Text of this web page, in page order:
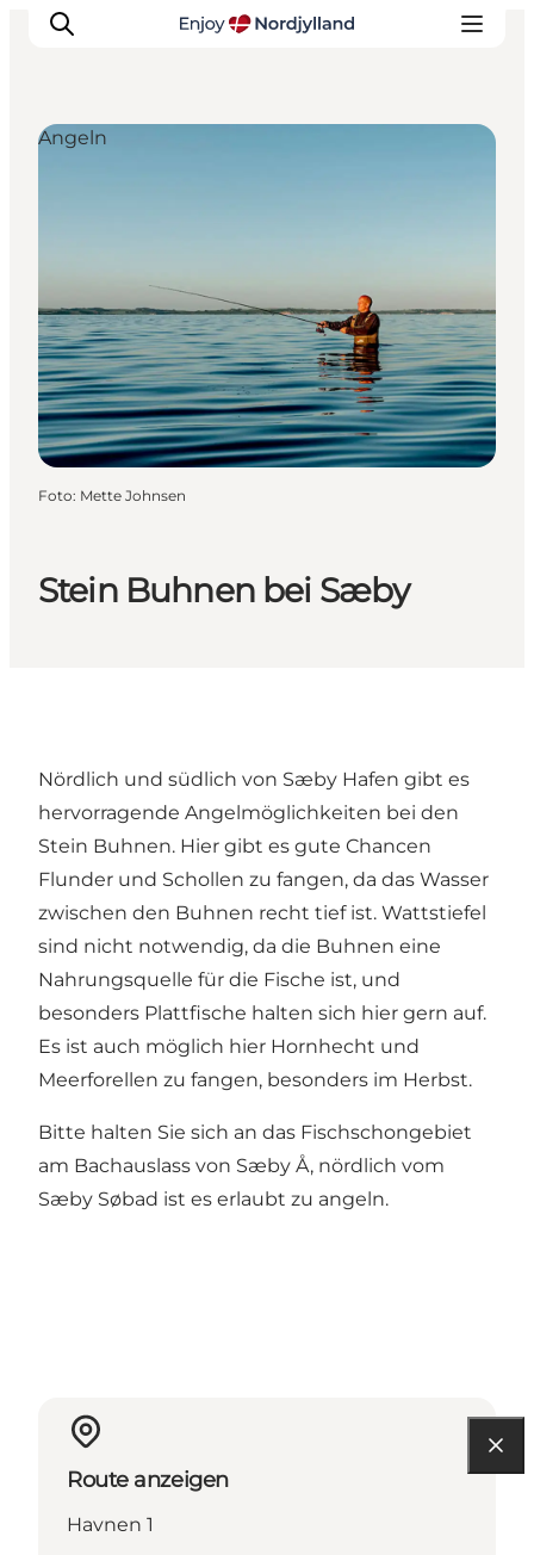
Guides
Veranstaltungen
Für Kinder
Stein Buhnen bei Sæby
Angeln
Foto: Mette Johnsen
Nördlich und südlich von Sæby Hafen gibt es
hervorragende Angelmöglichkeiten bei den
Stein Buhnen. Hier gibt es gute Chancen
Flunder und Schollen zu fangen, da das Wasser
zwischen den Buhnen recht tief ist. Wattstiefel
sind nicht notwendig, da die Buhnen eine
Nahrungsquelle für die Fische ist, und
besonders Plattfische halten sich hier gern auf.
Es ist auch möglich hier Hornhecht und
Meerforellen zu fangen, besonders im Herbst.
Bitte halten Sie sich an das Fischschongebiet
am Bachauslass von Sæby Å, nördlich vom
Sæby Søbad ist es erlaubt zu angeln.
Route anzeigen
Havnen 1